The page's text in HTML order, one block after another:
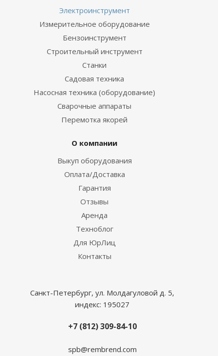
Электроинструмент
Измерительное оборудование
Бензоинструмент
Строительный инструмент
Станки
Садовая техника
Насосная техника (оборудование)
Сварочные аппараты
Перемотка якорей
О компании
Выкуп оборудования
Оплата/Доставка
Гарантия
Отзывы
Аренда
Техноблог
Для ЮрЛиц
Контакты
Санкт-Петербург, ул. Молдагуловой д. 5,
индекс: 195027
+7 (812) 309-84-10
spb@rembrend.com